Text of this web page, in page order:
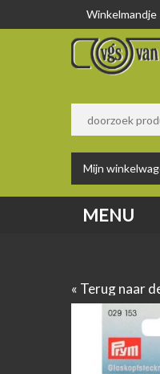
Winkelmandje
Mijn
« Terug naar